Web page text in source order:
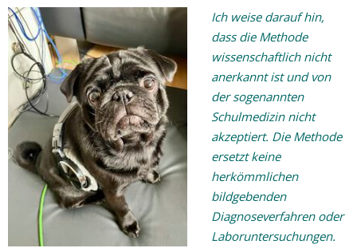
Ich weise darauf hin,
dass die Methode
wissenschaftlich nicht
anerkannt ist und von
der sogenannten
Schulmedizin nicht
akzeptiert. Die Methode
ersetzt keine
herkömmlichen
bildgebenden
Diagnoseverfahren oder
Laboruntersuchungen.